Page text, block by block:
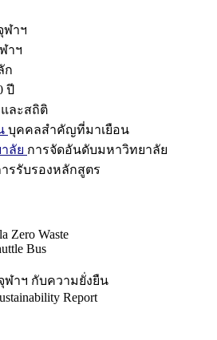
ฬาฯ
าฯ
ก
ปี
ละสถิติ
บุคคลสำคัญที่มาเยือน
ลัย การจัดอันดับมหาวิทยาลัย
รรับรองหลักสูตร
Zero Waste
Bus
ฬาฯ กับความยั่งยืน
Report